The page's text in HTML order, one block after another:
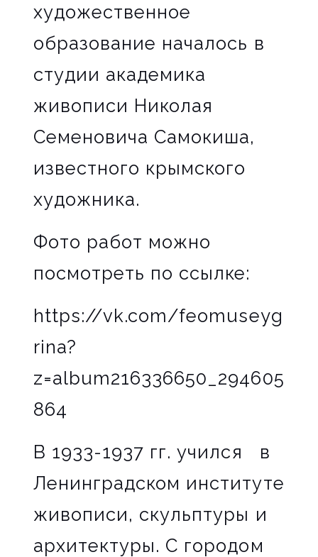
художественное
образование началось в
студии академика
живописи Николая
Семеновича Самокиша,
известного крымского
художника.
Фото работ можно
посмотреть по ссылке:
https://vk.com/feomuseyg
rina?
z=album216336650_294605
864
В 1933-1937 гг. учился в
Ленинградском институте
живописи, скульптуры и
архитектуры. С городом